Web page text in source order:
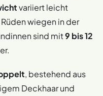
variiert leicht
wiegen in der
sind mit9 bis 12
, bestehend aus
Deckhaar und